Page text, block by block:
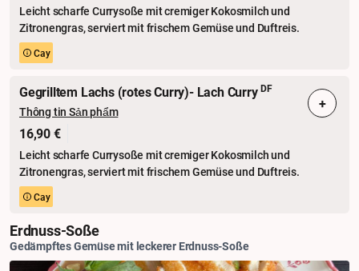
Leicht scharfe Currysoße mit cremiger Kokosmilch und
Zitronengras, serviert mit frischem Gemüse und Duftreis.
Cay
Gegrilltem Lachs (rotes Curry)- Lach CurryDF
Thông tin Sản phẩm
16,90 €
Leicht scharfe Currysoße mit cremiger Kokosmilch und
Zitronengras, serviert mit frischem Gemüse und Duftreis.
Cay
+
Erdnuss-Soße
Gedämpftes Gemüse mit leckerer Erdnuss-Soße